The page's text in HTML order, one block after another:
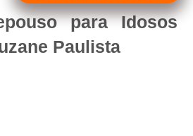
para Idosos
Paulista